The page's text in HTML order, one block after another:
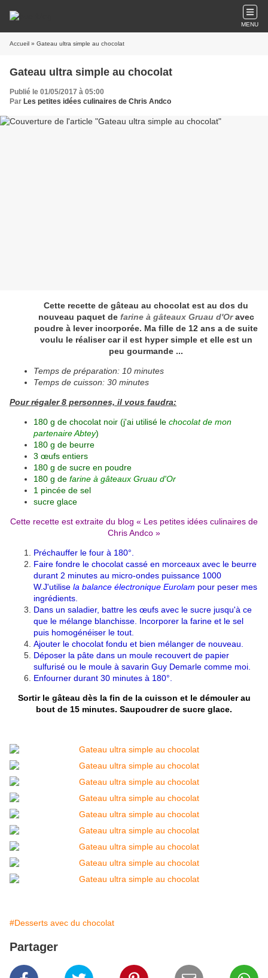
MENU
Accueil » Gateau ultra simple au chocolat
Gateau ultra simple au chocolat
Publié le 01/05/2017 à 05:00
Par Les petites idées culinaires de Chris Andco
Cette recette de gâteau au chocolat est au dos du
nouveau paquet de farine à gâteaux Gruau d'Oravec
poudre à lever incorporée. Ma fille de 12 ans a de suite
voulu le réaliser car il est hyper simple et elle est un
peu gourmande ...
Temps de préparation: 10 minutes
Temps de cuisson: 30 minutes
Pour régaler 8 personnes, il vous faudra:
180 g de chocolat noir (j'ai utilisé le chocolat de mon
partenaire Abtey)
180 g de beurre
3 œufs entiers
180 g de sucre en poudre
180 g de farine à gâteaux Gruau d'Or
1 pincée de sel
sucre glace
Cette recette est extraite du blog « Les petites idées culinaires de
Chris Andco »
Préchauffer le four à 180°.
Faire fondre le chocolat cassé en morceaux avec le beurre
durant 2 minutes au micro-ondes puissance 1000
W.J'utilise la balance électronique Eurolam pour peser mes
ingrédients.
Dans un saladier, battre les œufs avec le sucre jusqu'à ce
que le mélange blanchisse. Incorporer la farine et le sel
puis homogénéiser le tout.
Ajouter le chocolat fondu et bien mélanger de nouveau.
Déposer la pâte dans un moule recouvert de papier
sulfurisé ou le moule à savarin Guy Demarle comme moi.
Enfourner durant 30 minutes à 180°.
Sortir le gâteau dès la fin de la cuisson et le démouler au
bout de 15 minutes. Saupoudrer de sucre glace.
#Desserts avec du chocolat
Partager